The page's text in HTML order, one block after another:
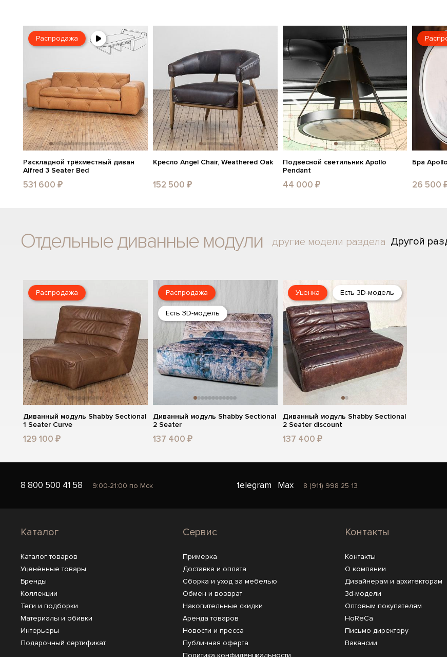
Распродажа
Раскладной трёхместный диван
Alfred 3 Seater Bed
531 600 ₽
Кресло Angel Chair, Weathered Oak
152 500 ₽
Подвесной светильник Apollo
Pendant
44 000 ₽
Бра
26 500
Отдельные диванные модули другие модели раздела Другой
Распродажа
Диванный модуль Shabby Sectional
1 Seater Curve
129 100 ₽
Распродажа
Есть 3D-модель
Диванный модуль Shabby Sectional
2 Seater
137 400 ₽
Уценка Есть 3D-модель
Диванный модуль Shabby Sectional
2 Seater discount
137 400 ₽
8 800 500 41 58 9:00-21:00 по Мск telegram Max 8 (911) 998 25 13
Каталог
Каталог товаров
Уценённые товары
Бренды
Коллекции
Теги и подборки
Материалы и обивки
Интерьеры
Подарочный сертификат
Сервис
Примерка
Доставка и оплата
Сборка и уход за мебелью
Обмен и возврат
Накопительные скидки
Аренда товаров
Новости и пресса
Публичная оферта
Политика конфиденциальности
Контакты
Контакты
О компании
Дизайнерам и архитекторам
3d-модели
Оптовым покупателям
HoReCa
Письмо директору
Вакансии